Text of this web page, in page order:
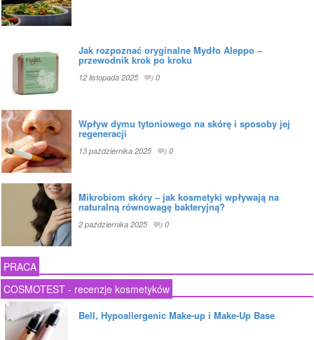
Jak rozpoznać oryginalne Mydło Aleppo –
przewodnik krok po kroku
12 listopada 2025 0
Wpływ dymu tytoniowego na skórę i sposoby jej
regeneracji
13 października 2025 0
Mikrobiom skóry – jak kosmetyki wpływają na
naturalną równowagę bakteryjną?
2 października 2025 0
PRACA
COSMOTEST - recenzje kosmetyków
Bell, Hypoallergenic Make-up i Make-Up Base